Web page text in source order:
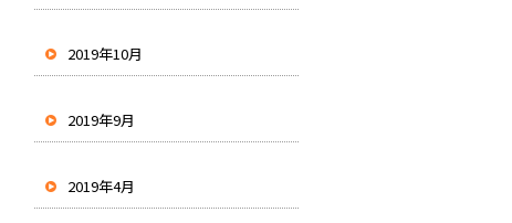
2019年10月
2019年9月
2019年4月